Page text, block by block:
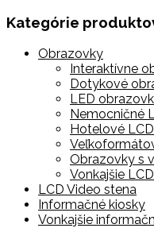
Kategórie
Obrazovky
Interaktívne
Dotykové
LED
Nemocničné
Hotelové LCD
Obrazovky s
Vonkajšie
LCD Video stena
Informačné kiosky
Vonkajšie